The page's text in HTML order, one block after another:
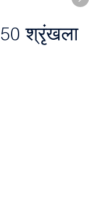
श्रृंखला